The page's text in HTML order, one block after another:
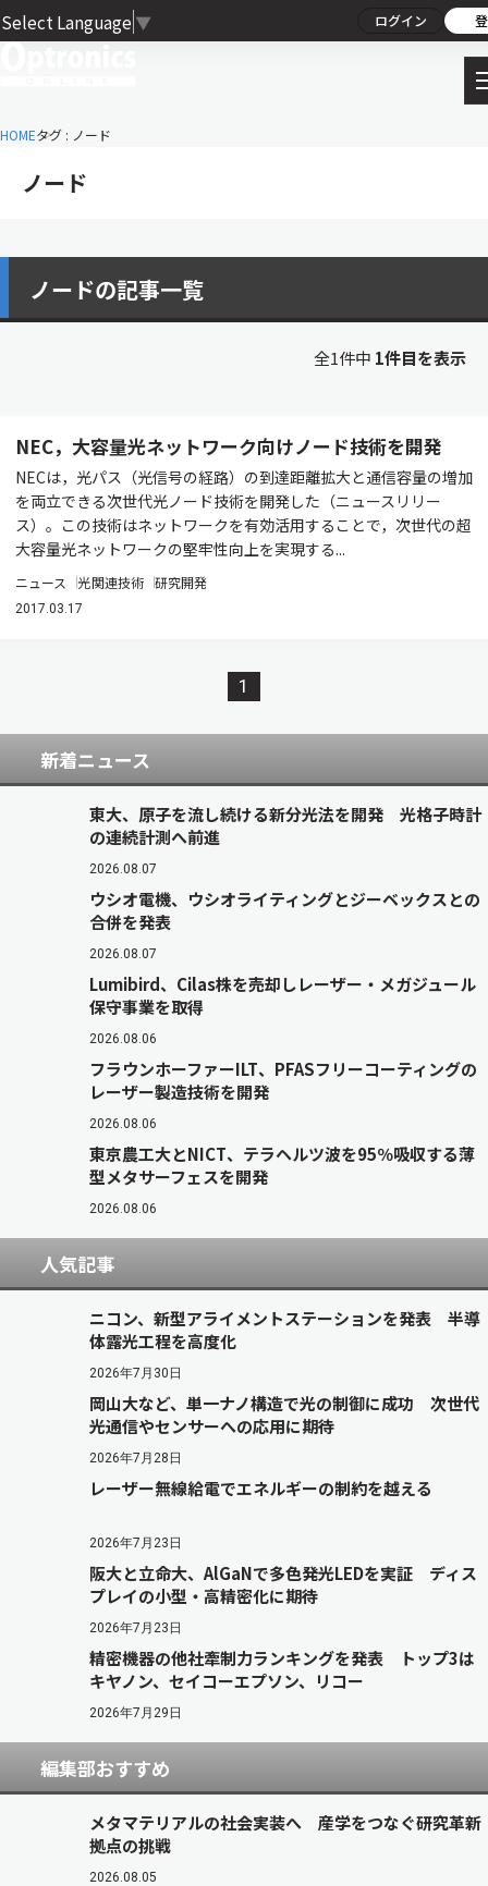
Select Language ▼ ログイン
HOMEタグ : ノード
ノード
ノードの記事一覧
全1件中 1件目を表示
NEC，大容量光ネットワーク向けノード技術を開発
NECは，光パス（光信号の経路）の到達距離拡大と通信容量の増加
を両立できる次世代光ノード技術を開発した（ニュースリリー
ス）。この技術はネットワークを有効活用することで，次世代の超
大容量光ネットワークの堅牢性向上を実現する...
ニュース 光関連技術 研究開発
2017.03.17
1
新着ニュース
東大、原子を流し続ける新分光法を開発 光格子時計
の連続計測へ前進
2026.08.07
ウシオ電機、ウシオライティングとジーベックスとの
合併を発表
2026.08.07
Lumibird、Cilas株を売却しレーザー・メガジュール
保守事業を取得
2026.08.06
フラウンホーファーILT、PFASフリーコーティングの
レーザー製造技術を開発
2026.08.06
東京農工大とNICT、テラヘルツ波を95％吸収する薄
型メタサーフェスを開発
2026.08.06
人気記事
ニコン、新型アライメントステーションを発表 半導
体露光工程を高度化
2026年7月30日
岡山大など、単一ナノ構造で光の制御に成功 次世代
光通信やセンサーへの応用に期待
2026年7月28日
レーザー無線給電でエネルギーの制約を越える
2026年7月23日
阪大と立命大、AlGaNで多色発光LEDを実証 ディス
プレイの小型・高精密化に期待
2026年7月23日
精密機器の他社牽制力ランキングを発表 トップ3は
キヤノン、セイコーエプソン、リコー
2026年7月29日
編集部おすすめ
メタマテリアルの社会実装へ 産学をつなぐ研究革新
拠点の挑戦
2026.08.05